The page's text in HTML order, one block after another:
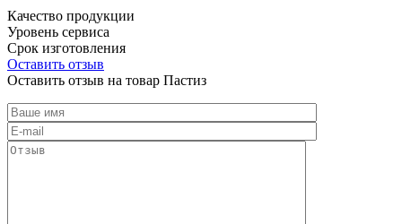
Качество продукции
Уровень сервиса
Срок изготовления
Оставить отзыв
Оставить отзыв на товар Пастиз